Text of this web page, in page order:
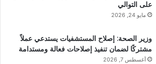
على التوالي
مايو 24, 2026
وزير الصحة: إصلاح المستشفيات يستدعي عملاً
مشتركًا لضمان تنفيذ إصلاحات فعالة ومستدامة
أغسطس 7, 2026